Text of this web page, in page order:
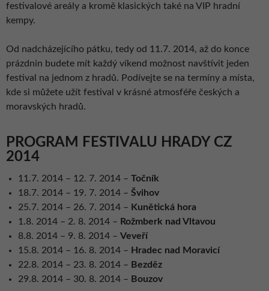
festivalové areály a kromě klasických také na VIP hradní
kempy.
Od nadcházejícího pátku, tedy od 11.7. 2014, až do konce
prázdnin budete mít každý víkend možnost navštívit jeden
festival na jednom z hradů. Podívejte se na termíny a místa,
kde si můžete užít festival v krásné atmosféře českých a
moravských hradů.
PROGRAM FESTIVALU HRADY CZ
2014
11.7. 2014 – 12. 7. 2014 – Točník
18.7. 2014 – 19. 7. 2014 – Švihov
25.7. 2014 – 26. 7. 2014 – Kunětická hora
1.8. 2014 – 2. 8. 2014 – Rožmberk nad Vltavou
8.8. 2014 – 9. 8. 2014 – Veveří
15.8. 2014 – 16. 8. 2014 – Hradec nad Moravicí
22.8. 2014 – 23. 8. 2014 – Bezděz
29.8. 2014 – 30. 8. 2014 – Bouzov